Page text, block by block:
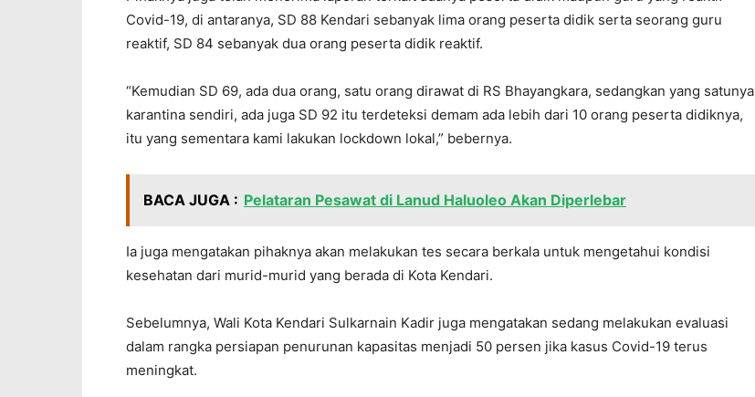
Covid-19, di antaranya, SD 88 Kendari sebanyak lima orang peserta didik serta seorang guru
reaktif, SD 84 sebanyak dua orang peserta didik reaktif.
“Kemudian SD 69, ada dua orang, satu orang dirawat di RS Bhayangkara, sedangkan yang satunya
karantina sendiri, ada juga SD 92 itu terdeteksi demam ada lebih dari 10 orang peserta didiknya,
itu yang sementara kami lakukan lockdown lokal,” bebernya.
BACA JUGA : Pelataran Pesawat di Lanud Haluoleo Akan Diperlebar
Ia juga mengatakan pihaknya akan melakukan tes secara berkala untuk mengetahui kondisi
kesehatan dari murid-murid yang berada di Kota Kendari.
Sebelumnya, Wali Kota Kendari Sulkarnain Kadir juga mengatakan sedang melakukan evaluasi
dalam rangka persiapan penurunan kapasitas menjadi 50 persen jika kasus Covid-19 terus
meningkat.